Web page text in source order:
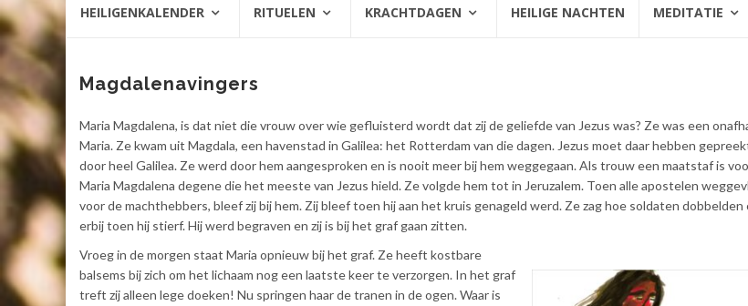
naarHEILIGENKALENDER RITUELEN KRACHTDAGEN HEILIGE NACHTEN MEDITATIE
Magdalenavingers
Maria Magdalena, is dat niet die vrouw over wie gefluisterd wordt dat zij de geliefde van Jezus was? Ze was een
Maria. Ze kwam uit Magdala, een havenstad in Galilea: het Rotterdam van die dagen. Jezus moet daar hebben
door heel Galilea. Ze werd door hem aangesproken en is nooit meer bij hem weggegaan. Als trouw een maatstaf is
Maria Magdalena degene die het meeste van Jezus hield. Ze volgde hem tot in Jeruzalem. Toen alle apostelen
voor de machthebbers, bleef zij bij hem. Zij bleef toen hij aan het kruis genageld werd. Ze zag hoe soldaten dobbelden
erbij toen hij stierf. Hij werd begraven en zij is bij het graf gaan zitten.
Vroeg in de morgen staat Maria opnieuw bij het graf. Ze heeft kostbare
balsems bij zich om het lichaam nog een laatste keer te verzorgen. In het graf
treft zij alleen lege doeken! Nu springen haar de tranen in de ogen. Waar is